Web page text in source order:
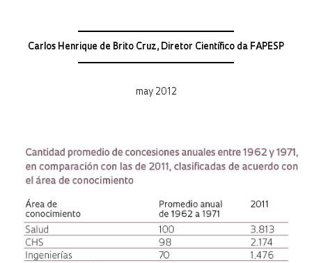
Carlos Henrique de Brito Cruz, Diretor Científico da FAPESP
may 2012